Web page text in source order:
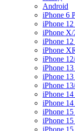
Android
iPhone 6
iPhone
iPhone
iPhone
iPhone
iPhone
iPhone
iPhone
iPhone
iPhone
iPhone
iPhone
iPhone
iPhone